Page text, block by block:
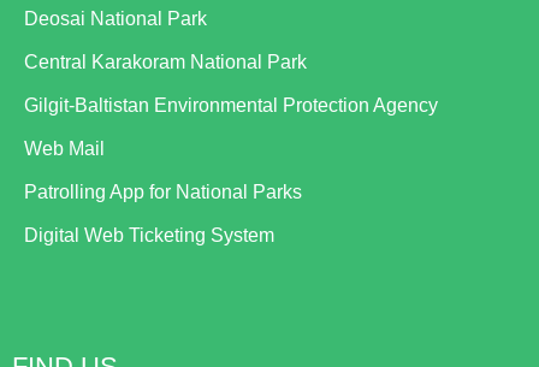
Deosai National Park
Central Karakoram National Park
Gilgit-Baltistan Environmental Protection Agency
Web Mail
Patrolling App for National Parks
Digital Web Ticketing System